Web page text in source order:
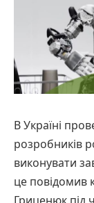
В Україні
розробників
виконувати
це повідомив